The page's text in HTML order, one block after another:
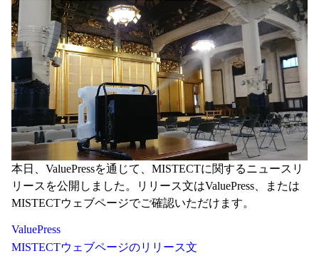
本日、ValuePressを通じて、MISTECTに関するニュースリ
リースを公開しました。リリース文はValuePress、または
MISTECTウェブページでご確認いただけます。
ValuePress
MISTECTウェブページのリリース文